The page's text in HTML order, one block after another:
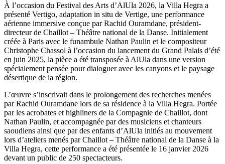
À l’occasion du Festival des Arts d’AlUla 2026, la Villa Hegra a
présenté Vertigo, adaptation in situ de Vertige, une performance
aérienne immersive conçue par Rachid Ouramdane, président-
directeur de Chaillot – Théâtre national de la Danse. Initialement
créée à Paris avec le funambule Nathan Paulin et le compositeur
Christophe Chassol à l’occasion du lancement du Grand Palais d’été
en juin 2025, la pièce a été transposée à AlUla dans une version
spécialement pensée pour dialoguer avec les canyons et le paysage
désertique de la région.
L’œuvre s’inscrivait dans le prolongement des recherches menées
par Rachid Ouramdane lors de sa résidence à la Villa Hegra. Portée
par les acrobates et highliners de la Compagnie de Chaillot, dont
Nathan Paulin, et accompagnée par des musiciens et chanteurs
saoudiens ainsi que par des enfants d’AlUla initiés au mouvement
lors d’ateliers menés par Chaillot – Théâtre national de la Danse à la
Villa Hegra, cette performance a été présentée le 16 janvier 2026
devant un public de 250 spectacteurs.